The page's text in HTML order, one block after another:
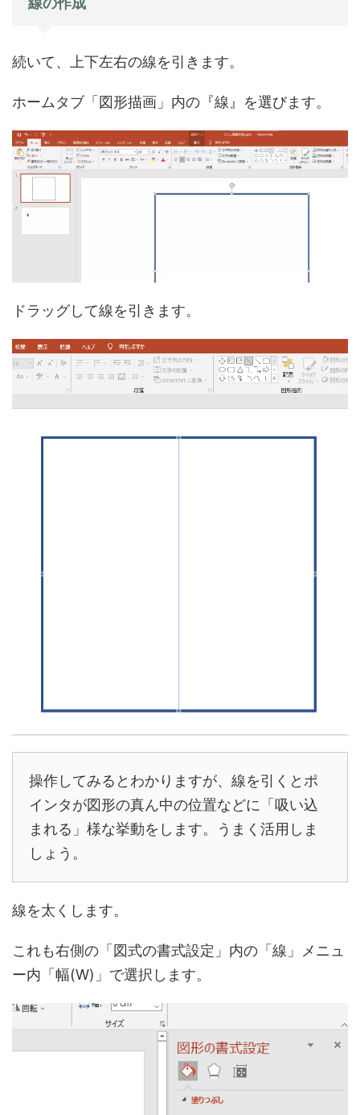
線の作成
続いて、上下左右の線を引きます。
ホームタブ「図形描画」内の『線』を選びます。
ドラッグして線を引きます。
操作してみるとわかりますが、線を引くとポ
インタが図形の真ん中の位置などに「吸い込
まれる」様な挙動をします。うまく活用しま
しょう。
線を太くします。
これも右側の「図式の書式設定」内の「線」メニュ
ー内「幅(W)」で選択します。